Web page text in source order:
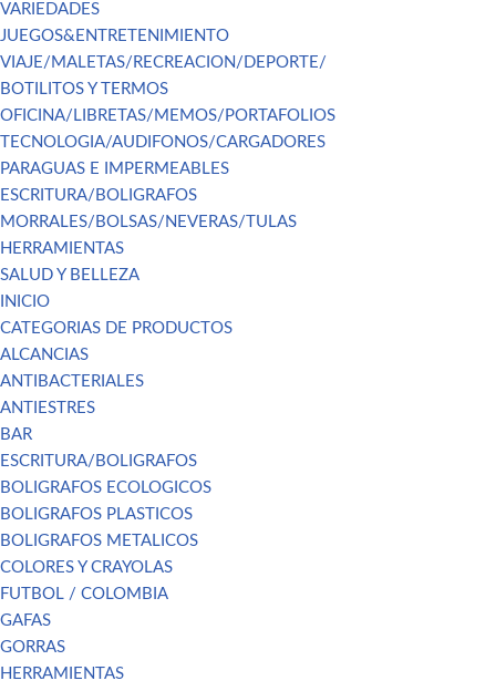
VARIEDADES
JUEGOS&ENTRETENIMIENTO
VIAJE/MALETAS/RECREACION/DEPORTE/
BOTILITOS Y TERMOS
OFICINA/LIBRETAS/MEMOS/PORTAFOLIOS
TECNOLOGIA/AUDIFONOS/CARGADORES
PARAGUAS E IMPERMEABLES
ESCRITURA/BOLIGRAFOS
MORRALES/BOLSAS/NEVERAS/TULAS
HERRAMIENTAS
SALUD Y BELLEZA
INICIO
CATEGORIAS DE PRODUCTOS
ALCANCIAS
ANTIBACTERIALES
ANTIESTRES
BAR
ESCRITURA/BOLIGRAFOS
BOLIGRAFOS ECOLOGICOS
BOLIGRAFOS PLASTICOS
BOLIGRAFOS METALICOS
COLORES Y CRAYOLAS
FUTBOL / COLOMBIA
GAFAS
GORRAS
HERRAMIENTAS